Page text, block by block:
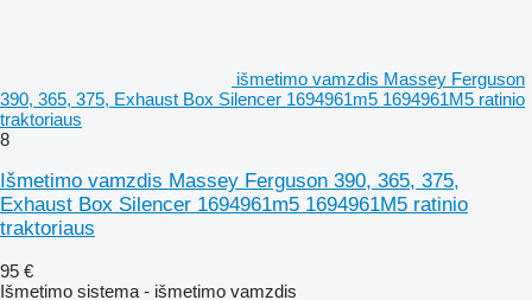
išmetimo vamzdis Massey Ferguson
390, 365, 375, Exhaust Box Silencer 1694961m5 1694961M5 ratinio
traktoriaus
8
Išmetimo vamzdis Massey Ferguson 390, 365, 375,
Exhaust Box Silencer 1694961m5 1694961M5 ratinio
traktoriaus
95 €
Išmetimo sistema - išmetimo vamzdis